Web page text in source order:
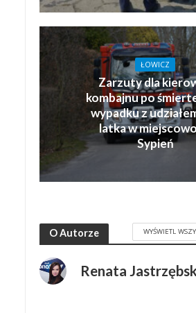
ŁOWICZ
Zarzuty dla
kombajnu po
wypadku z
latka w
Sypień
O Autorze WYŚWIETL
Renata